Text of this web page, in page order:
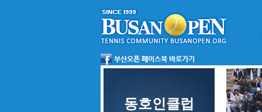
동호인클럽